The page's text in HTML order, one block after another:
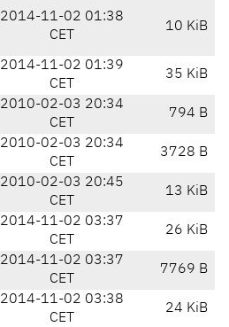
2014-11-02 01:38
CET
10 KiB
2014-11-02 01:39
CET
35 KiB
2010-02-03 20:34
CET
794 B
2010-02-03 20:34
CET
3728 B
2010-02-03 20:45
CET
13 KiB
2014-11-02 03:37
CET
26 KiB
2014-11-02 03:37
CET
7769 B
2014-11-02 03:38
CET
24 KiB